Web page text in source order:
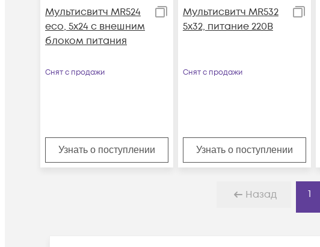
Мультисвитч MR524
eco, 5x24 с внешним
блоком питания
Снят с продажи
Узнать о поступлении
Мультисвитч MR532
5x32, питание 220В
Снят с продажи
Узнать о поступлении
Назад 1